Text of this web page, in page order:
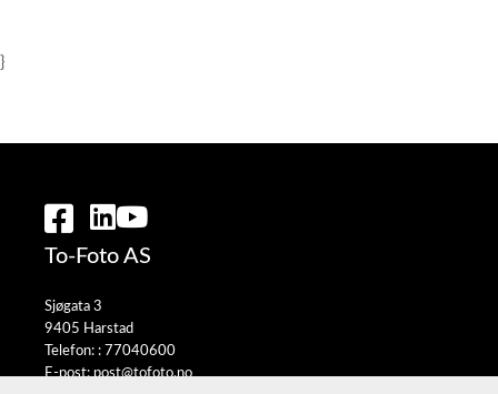
}
To-Foto AS
Sjøgata 3
9405 Harstad
Telefon: : 77040600
E-post:post@tofoto.no